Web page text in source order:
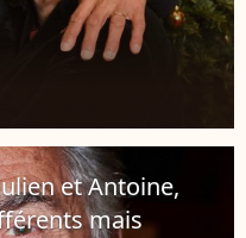
et Antoine,
mais